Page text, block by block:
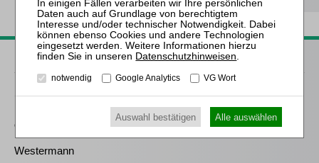
Passende Bücher
Sernetz / Kruis
Kapitalaufbringung und -
erhaltung in der GmbH
Westermann
Datenschutzhinweisen
notwendig Google Analytics VG Wort
Auswahl bestätigen Alle auswählen